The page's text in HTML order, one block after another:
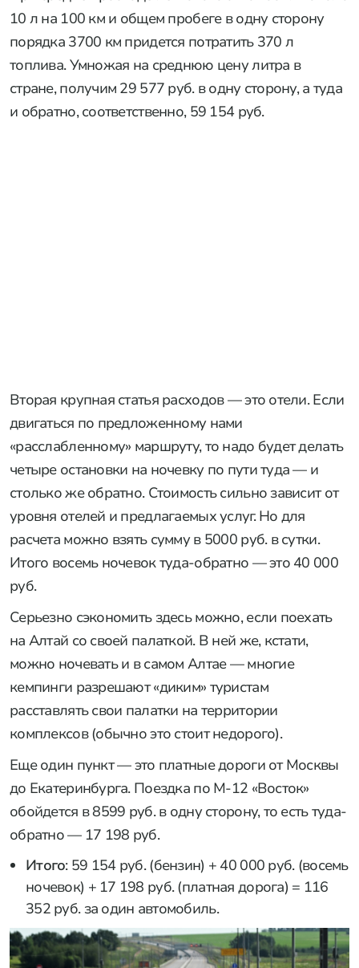
10 л на 100 км и общем пробеге в одну сторону
порядка 3700 км придется потратить 370 л
топлива. Умножая на среднюю цену литра в
стране, получим 29 577 руб. в одну сторону, а туда
и обратно, соответственно, 59 154 руб.
Вторая крупная статья расходов — это отели. Если
двигаться по предложенному нами
«расслабленному» маршруту, то надо будет делать
четыре остановки на ночевку по пути туда — и
столько же обратно. Стоимость сильно зависит от
уровня отелей и предлагаемых услуг. Но для
расчета можно взять сумму в 5000 руб. в сутки.
Итого восемь ночевок туда-обратно — это 40 000
руб.
Серьезно сэкономить здесь можно, если поехать
на Алтай со своей палаткой. В ней же, кстати,
можно ночевать и в самом Алтае — многие
кемпинги разрешают «диким» туристам
расставлять свои палатки на территории
комплексов (обычно это стоит недорого).
Еще один пункт — это платные дороги от Москвы
до Екатеринбурга. Поездка по М-12 «Восток»
обойдется в 8599 руб. в одну сторону, то есть туда-
обратно — 17 198 руб.
Итого: 59 154 руб. (бензин) + 40 000 руб. (восемь
ночевок) + 17 198 руб. (платная дорога) = 116
352 руб. за один автомобиль.